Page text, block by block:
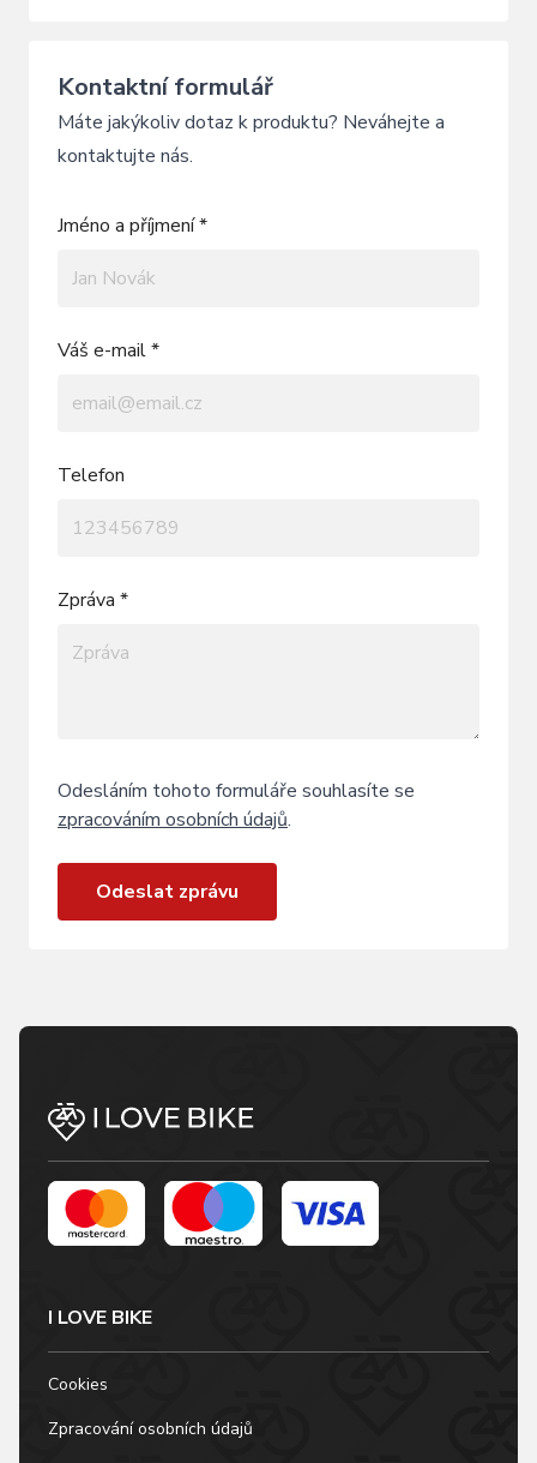
Kontaktní formulář
Máte jakýkoliv dotaz k produktu? Neváhejte a
kontaktujte nás.
Jméno a příjmení *
Váš e-mail *
Telefon
Zpráva *
Odesláním tohoto formuláře souhlasíte se
zpracováním osobních údajů.
Odeslat zprávu
I LOVE BIKE
Cookies
Zpracování osobních údajů